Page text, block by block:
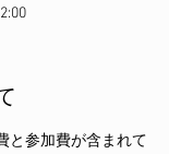
と参加費が含まれて